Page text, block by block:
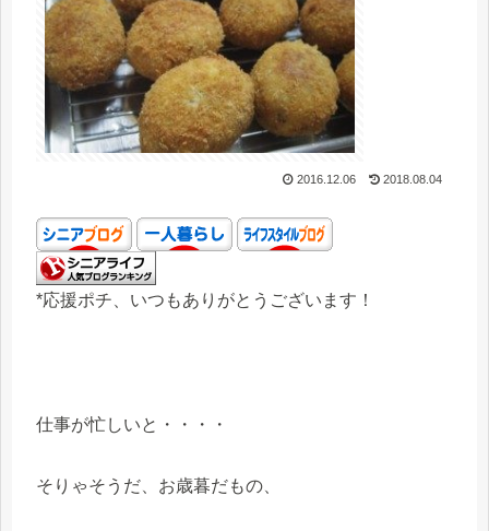
2016.12.06 2018.08.04
*応援ポチ、いつもありがとうございます！
仕事が忙しいと・・・・
そりゃそうだ、お歳暮だもの、